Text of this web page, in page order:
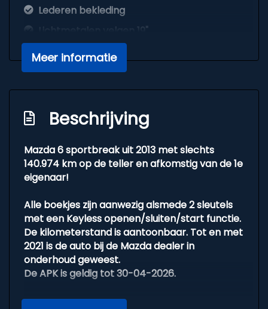
Lederen bekleding
Lichtmetalen velgen 19"
Navigatiesysteem full map
Parkeersensor voor en achter
Rijstrooksensor
Voorstoelen verwarmd
Achteruitrijcamera
Bi-xenon koplampen
Bose audio installatie
Buitenspiegels elektrisch inklapbaar
Centrale vergrendeling met
afstandsbediening
Dakrails
Dimlichten automatisch
Meer informatie
Beschrijving
Mazda 6 sportbreak uit 2013 met slechts
140.974 km op de teller en afkomstig van de 1e
eigenaar!
Alle boekjes zijn aanwezig alsmede 2 sleutels
met een Keyless openen/sluiten/start functie.
De kilometerstand is aantoonbaar. Tot en met
2021 is de auto bij de Mazda dealer in
onderhoud geweest.
De APK is geldig tot 30-04-2026.
Voorzien van bijna alle opties. De meest